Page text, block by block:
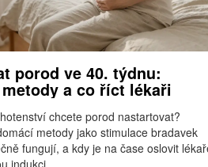
porod ve 40. týdnu:
metody a co říct lékaři
chcete porod nastartovat?
metody jako stimulace bradavek
fungují, a kdy je na čase oslovit
indukci.